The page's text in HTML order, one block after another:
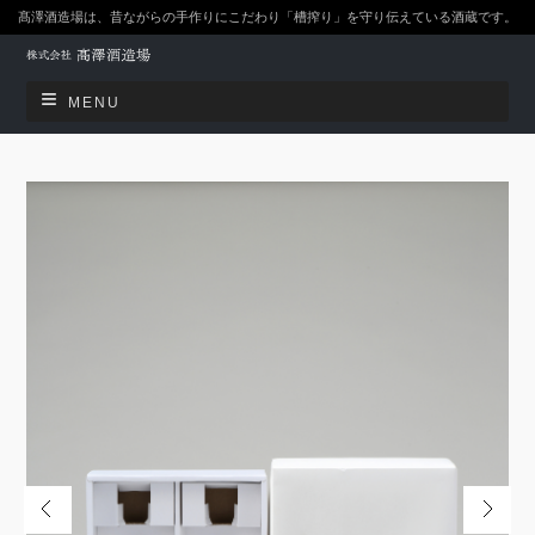
髙澤酒造場は、昔ながらの手作りにこだわり「槽搾り」を守り伝えている酒蔵です。
MENU